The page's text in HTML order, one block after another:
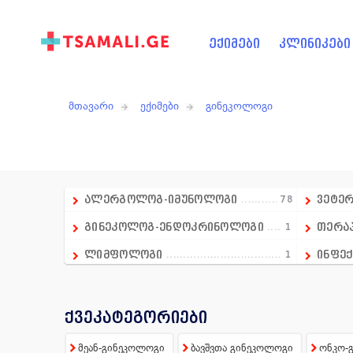
ექიმები კლინიკები
მთავარი ექიმები გინეკოლოგი
ალერგოლოგ-იმუნოლოგი 78
გინეკოლოგ-ენდოკრინოლოგი 1
ლიმფოლოგი 1
ანდროლოგი
ქვეკატეგორიები
მეან-გინეკოლოგი ბავშვთა გინეკოლოგი ონკო-